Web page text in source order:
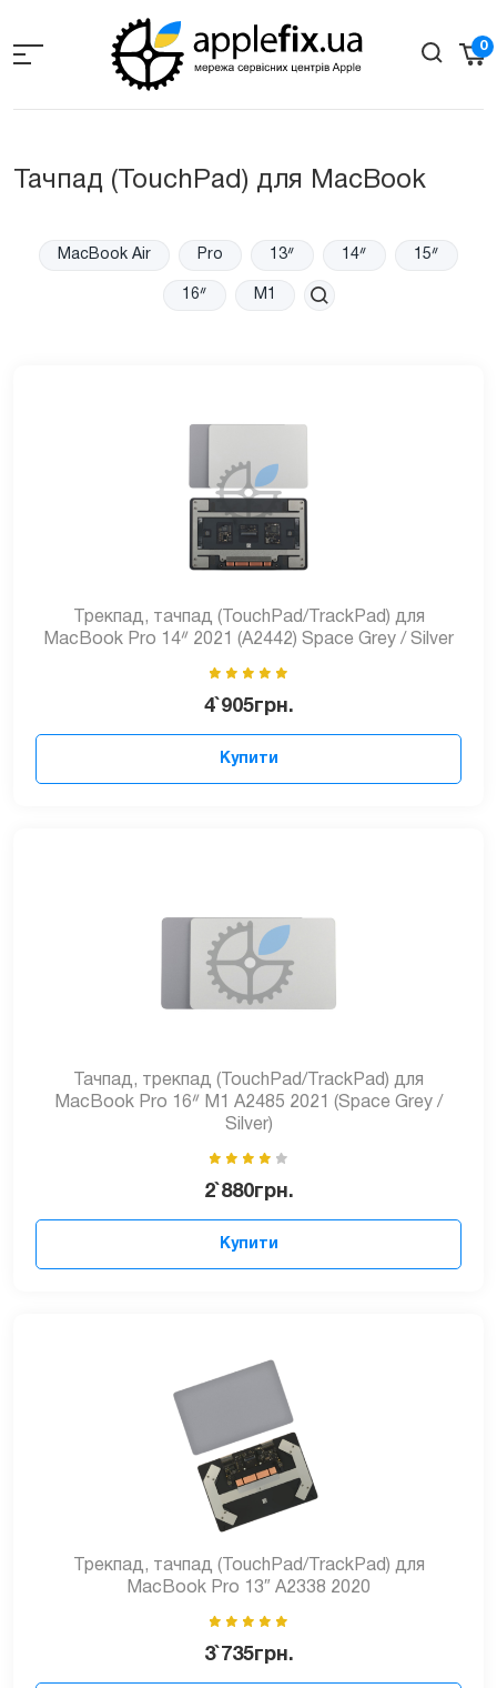
the
0
Тачпад (TouchPad) для MacBook
MacBook Air Pro 13ᐥ 14ᐥ 15ᐥ
16ᐥ M1
Трекпад, тачпад (TouchPad/TrackPad) для
MacBook Pro 14ᐥ 2021 (A2442) Space Grey / Silver
4`905грн.
Купити
Тачпад, трекпад (TouchPad/TrackPad) для
MacBook Pro 16ᐥ M1 A2485 2021 (Space Grey /
Silver)
2`880грн.
Купити
Трекпад, тачпад (TouchPad/TrackPad) для
MacBook Pro 13″ A2338 2020
3`735грн.